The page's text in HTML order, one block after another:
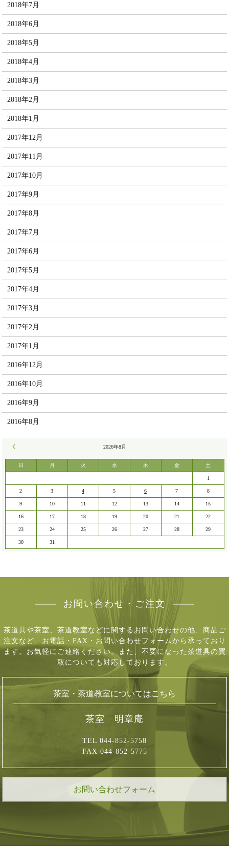
2018年7月
2018年6月
2018年5月
2018年4月
2018年3月
2018年2月
2018年1月
2017年12月
2017年11月
2017年10月
2017年9月
2017年8月
2017年7月
2017年6月
2017年5月
2017年4月
2017年3月
2017年2月
2017年1月
2016年12月
2016年10月
2016年9月
2016年8月
2026年8月
日 月 火 水 木 金 土
1
2 3 4 5 6 7 8
9 10 11 12 13 14 15
16 17 18 19 20 21 22
23 24 25 26 27 28 29
30 31
お問い合わせ・ご注文
茶道具や茶室、茶道教室などに関するお問い合わせの他、商品ご
注文など、 お電話・FAX・お問い合わせフォームから承っており
ます。お気軽にご連絡ください。 また、不要になった茶道具の買
取についても対応しております。
茶室・茶道教室についてはこちら
茶室 明章庵
TEL 044-852-5758
FAX 044-852-5775
お問い合わせフォーム